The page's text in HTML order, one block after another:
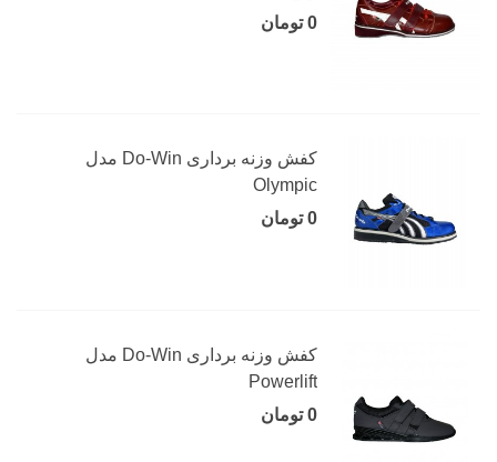
0 تومان
کفش وزنه برداری Do-Win مدل
Olympic
0 تومان
کفش وزنه برداری Do-Win مدل
Powerlift
0 تومان